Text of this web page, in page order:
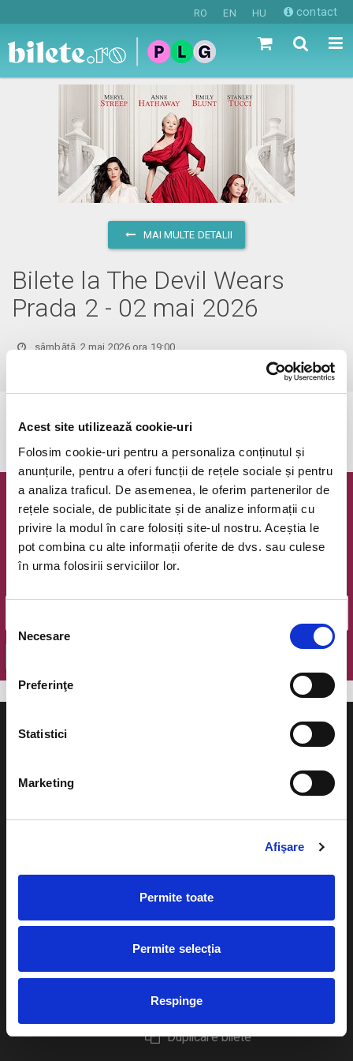
Acest site utilizează cookie-uri
Folosim cookie-uri pentru a personaliza conținutul și
anunțurile, pentru a oferi funcții de rețele sociale și pentru
a analiza traficul. De asemenea, le oferim partenerilor de
rețele sociale, de publicitate și de analize informații cu
privire la modul în care folosiți site-ul nostru. Aceștia le
pot combina cu alte informații oferite de dvs. sau culese
în urma folosirii serviciilor lor.
consimțământului
Necesare
Preferinţe
Statistici
Marketing
Afişare
Permite toate
Permite selecția
Respinge
RO EN HU contact
MAI MULTE DETALII
Bilete la The Devil Wears
Prada 2 - 02 mai 2026
sâmbătă, 2 mai 2026 ora 19:00
vezi pe harta
Evenimentul a expirat.
Newsletter @ Bilete.ro
Oferte exclusive si o editie saptamanala cu cele mai noi
evenimente.
Cum comand bilete?
Plata online sau cash
eBilet printat acasa
Livrare prin curier
Returnare bilete
Duplicare bilete
Evenimente
festivaluri
Pentru copii